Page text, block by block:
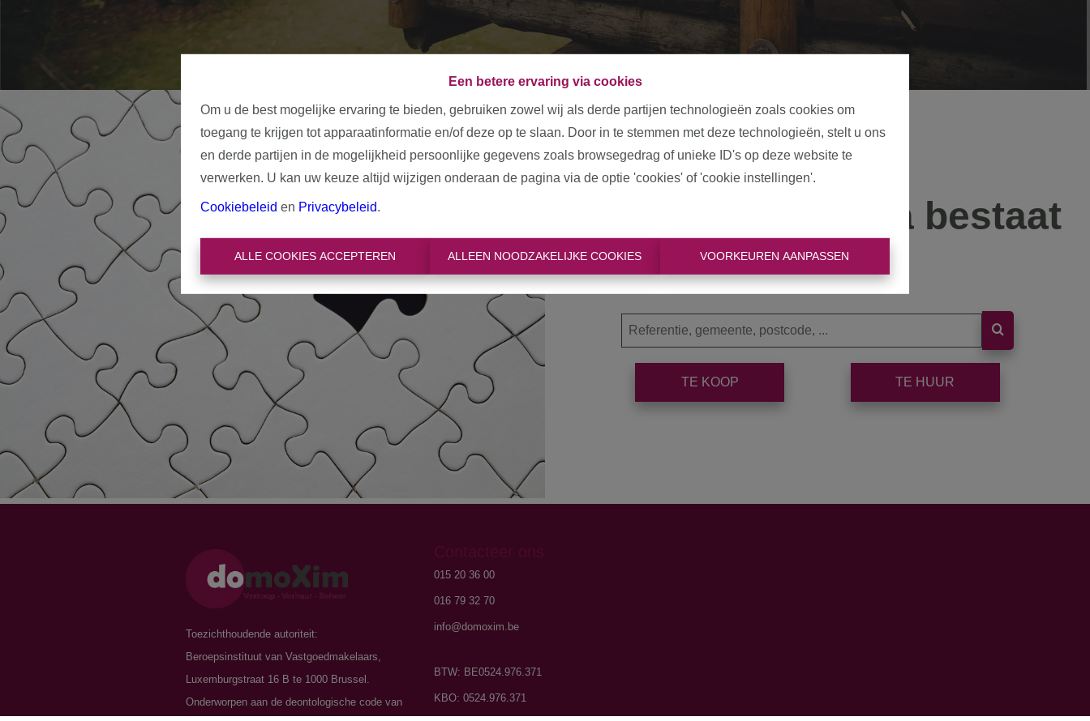
Een betere ervaring via cookies
Om u de best mogelijke ervaring te bieden, gebruiken zowel wij als derde partijen technologieën zoals cookies om
toegang te krijgen tot apparaatinformatie en/of deze op te slaan. Door in te stemmen met deze technologieën, stelt u ons
en derde partijen in de mogelijkheid persoonlijke gegevens zoals browsegedrag of unieke ID's op deze website te
verwerken. U kan uw keuze altijd wijzigen onderaan de pagina via de optie 'cookies' of 'cookie instellingen'.
Cookiebeleid en Privacybeleid.
ALLE COOKIES ACCEPTEREN ALLEEN NOODZAKELIJKE COOKIES VOORKEUREN AANPASSEN
Oeps, deze pagina bestaat
niet meer
TE KOOP TE HUUR
Toezichthoudende autoriteit:
Beroepsinstituut van Vastgoedmakelaars,
Luxemburgstraat 16 B te 1000 Brussel.
Onderworpen aan dedeontologische code van
Contacteer ons
015 20 36 00
016 79 32 70
info@domoxim.be
BTW: BE0524.976.371
KBO: 0524.976.371